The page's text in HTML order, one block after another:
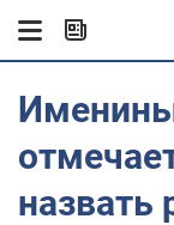
Именины
назвать